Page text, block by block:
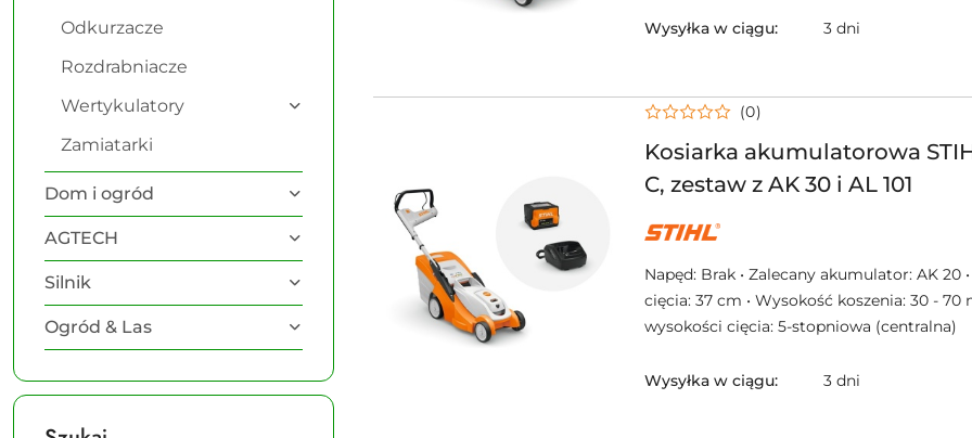
Odkurzacze
Rozdrabniacze
Wertykulatory
Zamiatarki
Dom i ogród
AGTECH
Silnik
Ogród & Las
Wysyłka w ciągu: 3 dni
Kosiarka akumulatorowa
C, zestaw z AK 30 i AL 101
(0)
NAZWA
PRODUCENTA:
Napęd: Brak • Zalecany akumulator: AK 20
cięcia: 37 cm • Wysokość koszenia: 30 - 70
wysokości cięcia: 5-stopniowa (centralna)
Wysyłka w ciągu: 3 dni